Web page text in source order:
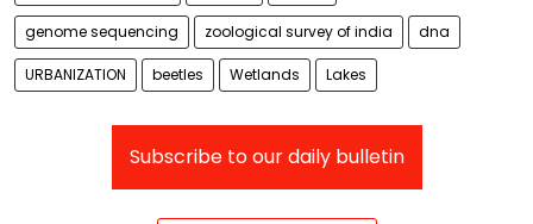
genome sequencing zoological survey of india dna
URBANIZATION beetles Wetlands Lakes
Subscribe to our daily bulletin